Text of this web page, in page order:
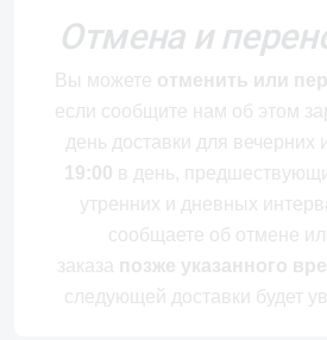
Отмена и
Вы можете отменить или
если сообщите нам об этом
день доставки для вечерних
19:00 в день,
утренних и дневных
сообщаете об отмене
заказа позже указанного
следующей доставки будет